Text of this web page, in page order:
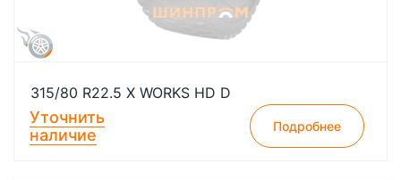
315/80 R22.5 X WORKS HD D
Уточнить
наличие
Подробнее